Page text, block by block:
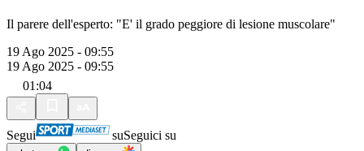
Il parere dell'esperto: "E' il grado peggiore di lesione muscolare"
19 Ago 2025 - 09:55
19 Ago 2025 - 09:55
01:04
Segui suSeguici su